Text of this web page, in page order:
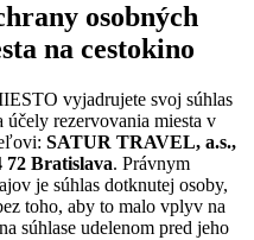
osobných
na cestokino
vyjadrujete svoj súhlas
účely rezervovania miesta v
SATUR TRAVEL, a.s.,
72 Bratislava. Právnym
je súhlas dotknutej osoby,
toho, aby to malo vplyv na
súhlase udelenom pred jeho